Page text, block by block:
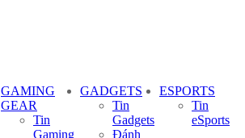
GAMING
GEAR
Tin
Gaming
GADGETS
Tin
Gadgets
Đánh
ESPORTS
Tin
eSports